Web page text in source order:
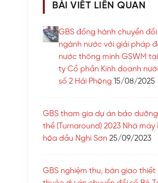
BÀI VIẾT LIÊN QUAN
GBS đồng hành chuyển đổi
ngành nước với giải pháp
nước thông minh GSWM
ty Cổ phần Kinh doanh
số 2 Hải Phòng 15/08/2025
GBS tham gia dự án bảo
thể (Turnaround) 2023 Nhà máy
hóa dầu Nghi Sơn 25/09/2023
GBS nghiệm thu, bàn giao thiết